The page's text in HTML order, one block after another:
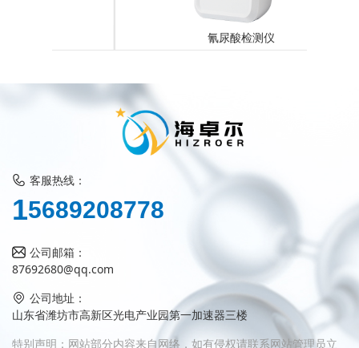
氰尿酸检测仪
客服热线：
15689208778
公司邮箱：
87692680@qq.com
公司地址：
山东省潍坊市高新区光电产业园第一加速器三楼
特别声明：网站部分内容来自网络，如有侵权请联系网站管理员立